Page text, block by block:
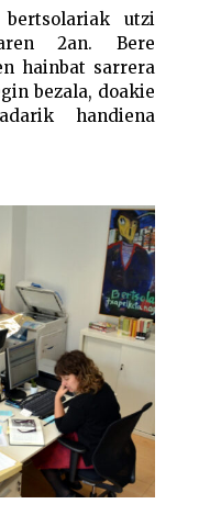
utzi
2an. Bere
hainbat sarrera
bezala, doakie
handiena